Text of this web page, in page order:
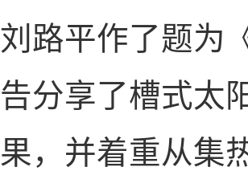
路平作了题为
分享了槽式太
，并着重从集